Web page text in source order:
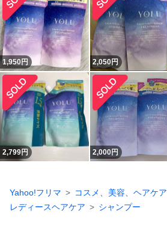
1,950 円 2,050円
2,799円 2,000円
Yahoo!フリマ
コスメ、美容、ヘアケア
レディースヘアケア
シャンプー